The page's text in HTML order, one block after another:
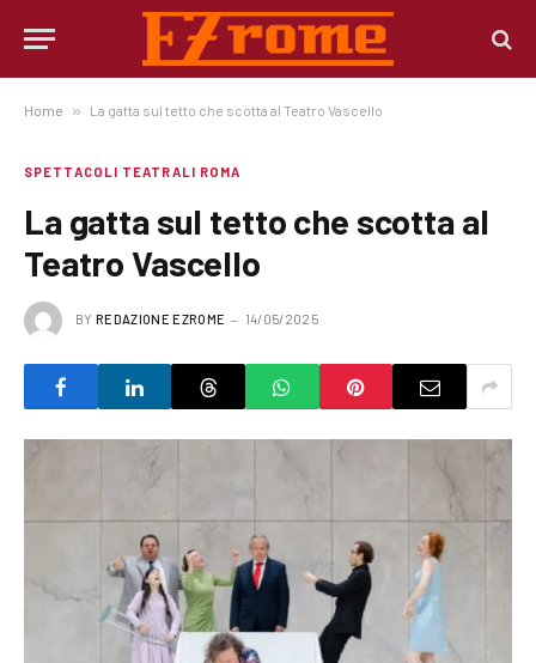
Home » La gatta sul tetto che scotta al Teatro Vascello
SPETTACOLI TEATRALI ROMA
La gatta sul tetto che scotta al
Teatro Vascello
BY REDAZIONE EZROME 14/05/2025